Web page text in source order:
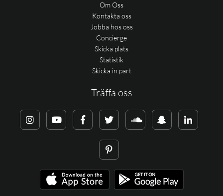
Om Oss
Kontakta oss
Jobba hos oss
Concierge
Skicka plats
Statistik
Skicka in part
Träffa oss